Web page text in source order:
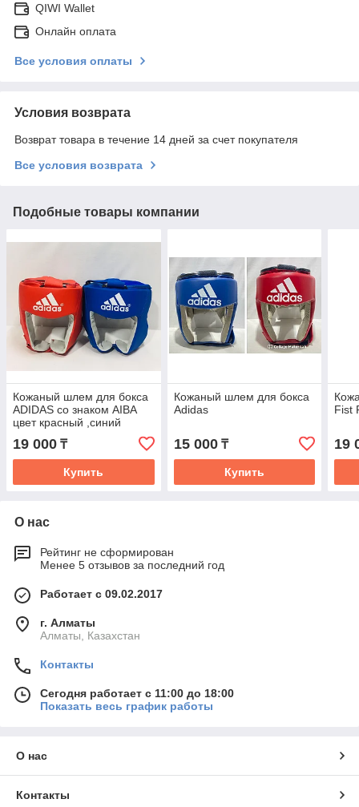
QIWI Wallet
Онлайн оплата
Все условия оплаты
Условия возврата
Возврат товара в течение 14 дней за счет покупателя
Все условия возврата
Подобные товары компании
Кожаный шлем для бокса
ADIDAS со знаком AIBA
цвет красный ,синий
19 000 ₸
Купить
Кожаный шлем для бокса
Adidas
15 000₸
Купить
Fist
19
О нас
Рейтинг не сформирован
Менее 5 отзывов за последний год
Работает с 09.02.2017
г. Алматы
Алматы, Казахстан
Контакты
Сегодня работает с 11:00 до 18:00
Показать весь график работы
О нас
Контакты